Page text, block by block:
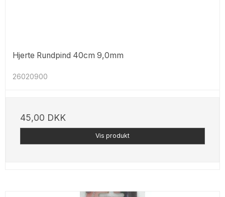
Hjerte Rundpind 40cm 9,0mm
26020900
45,00 DKK
Vis produkt